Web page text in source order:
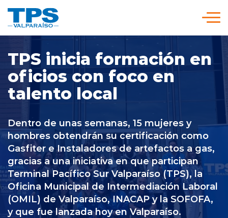
Somos TPS
Nuestra Visión Estratégica
Servicios y Tarifas
Políticas y Procedimientos
Prensa
TPS inicia formación en
oficios con foco en
talento local
Dentro de unas semanas, 15 mujeres y
hombres obtendrán su certificación como
Gasfiter e Instaladores de artefactos a gas,
gracias a una iniciativa en que participan
Terminal Pacífico Sur Valparaíso (TPS), la
Oficina Municipal de Intermediación Laboral
(OMIL) de Valparaíso, INACAP y la SOFOFA,
y que fue lanzada hoy en Valparaíso.